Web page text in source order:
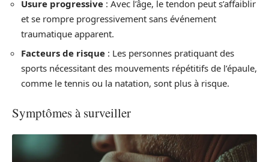
Usure progressive : Avec l’âge, le tendon peut s’affaiblir
et se rompre progressivement sans événement
traumatique apparent.
Facteurs de risque : Les personnes pratiquant des
sports nécessitant des mouvements répétitifs de l’épaule,
comme le tennis ou la natation, sont plus à risque.
Symptômes à surveiller